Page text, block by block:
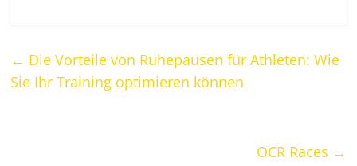
← Die Vorteile von Ruhepausen für Athleten: Wie
Sie Ihr Training optimieren können
OCR Races →